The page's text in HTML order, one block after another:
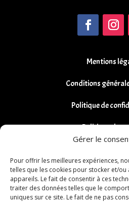
Gérer le
Pour offrir les meilleures expériences,
telles que les cookies pour stocker et/
appareils. Le fait de consentir à ces
traiter des données telles que le
uniques sur ce site. Le fait de ne pas
Mentions
Conditions
Politique de
Politique de